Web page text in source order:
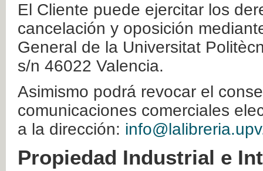
El Cliente puede ejercitar los
cancelación y oposición
General de la Universitat
s/n 46022 Valencia.
Asimismo podrá revocar el
comunicaciones comerciales
a la dirección:
Propiedad Industrial e